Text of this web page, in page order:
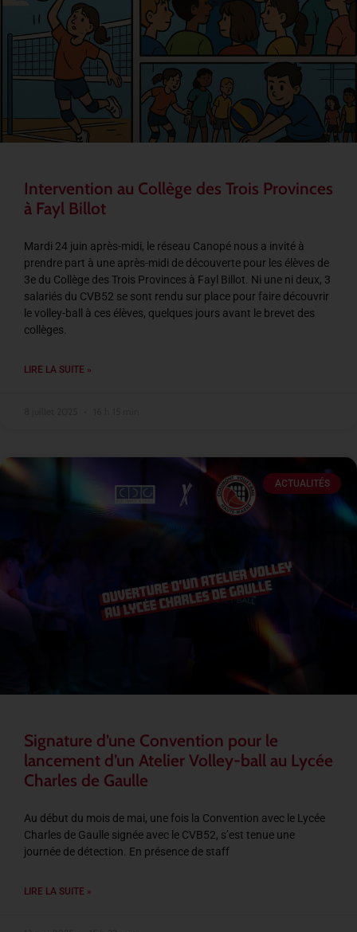
Intervention au Collège des Trois Provinces
à Fayl Billot
Mardi 24 juin après-midi, le réseau Canopé nous a invité à
prendre part à une après-midi de découverte pour les élèves de
3e du Collège des Trois Provinces à Fayl Billot. Ni une ni deux, 3
salariés du CVB52 se sont rendu sur place pour faire découvrir
le volley-ball à ces élèves, quelques jours avant le brevet des
collèges.
LIRE LA SUITE »
ACTUALITÉS
Signature d’une Convention pour le
lancement d’un Atelier Volley-ball au Lycée
Charles de Gaulle
Au début du mois de mai, une fois la Convention avec le Lycée
Charles de Gaulle signée avec le CVB52, s’est tenue une
journée de détection. En présence de staff
LIRE LA SUITE »